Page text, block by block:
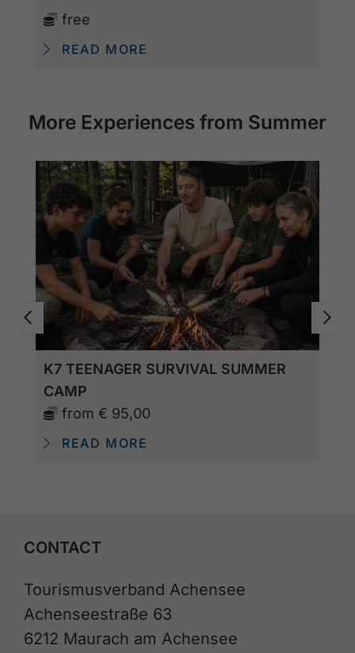
free
READ MORE
More Experiences from Summer
K7 TEENAGER SURVIVAL SUMMER
CAMP
from € 95,00
READ MORE
CONTACT
Tourismusverband Achensee
Achenseestraße 63
6212 Maurach am Achensee